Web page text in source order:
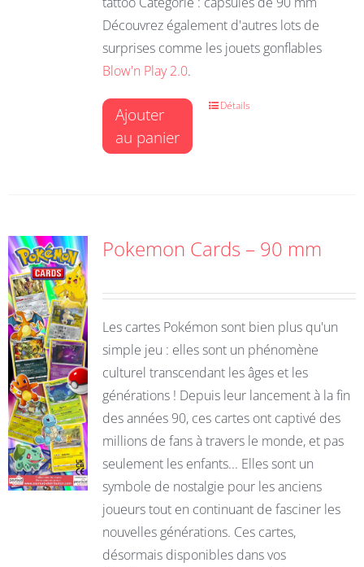
Découvrez également d'autres lots de
surprises comme les jouets gonflables
Blow'n Play 2.0.
Ajouter
au panier
Détails
Pokemon Cards – 90 mm
Les cartes Pokémon sont bien plus qu'un
simple jeu : elles sont un phénomène
culturel transcendant les âges et les
générations ! Depuis leur lancement à la fin
des années 90, ces cartes ont captivé des
millions de fans à travers le monde, et pas
seulement les enfants... Elles sont un
symbole de nostalgie pour les anciens
joueurs tout en continuant de fasciner les
nouvelles générations. Ces cartes,
désormais disponibles dans vos